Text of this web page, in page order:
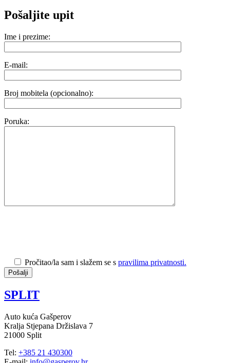
Pošaljite upit
Ime i prezime:
E-mail:
Broj mobitela (opcionalno):
Poruka:
Pročitao/la sam i slažem se s pravilima privatnosti.
SPLIT
Auto kuća Gašperov
Kralja Stjepana Držislava 7
21000 Split
Tel: +385 21 430300